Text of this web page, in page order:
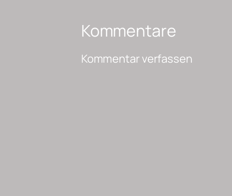
Kommentare
Kommentar verfassen